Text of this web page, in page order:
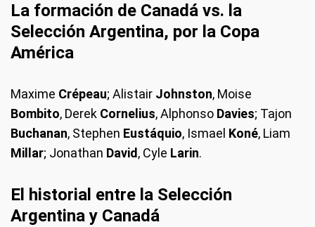
La formación de Canadá vs. la
Selección Argentina, por la Copa
América
Maxime Crépeau; Alistair Johnston, Moise
Bombito, Derek Cornelius, Alphonso Davies; Tajon
Buchanan, Stephen Eustáquio, Ismael Koné, Liam
Millar; Jonathan David, Cyle Larin.
El historial entre la Selección
Argentina y Canadá